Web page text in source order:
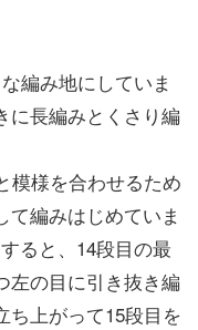
編み地にしていま
に長編みとくさり編
模様を合わせるため
て編みはじめていま
ると、14段目の最
左の目に引き抜き編
ち上がって15段目を